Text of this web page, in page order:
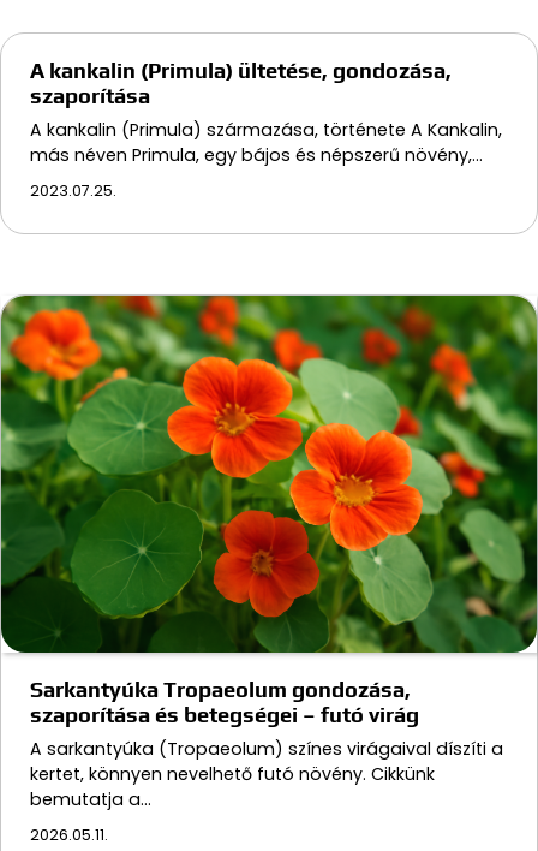
A kankalin (Primula) ültetése, gondozása,
szaporítása
A kankalin (Primula) származása, története A Kankalin,
más néven Primula, egy bájos és népszerű növény,…
2023.07.25.
Sarkantyúka Tropaeolum gondozása,
szaporítása és betegségei – futó virág
A sarkantyúka (Tropaeolum) színes virágaival díszíti a
kertet, könnyen nevelhető futó növény. Cikkünk
bemutatja a…
2026.05.11.